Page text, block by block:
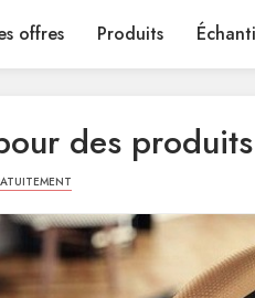
offres Produits
des